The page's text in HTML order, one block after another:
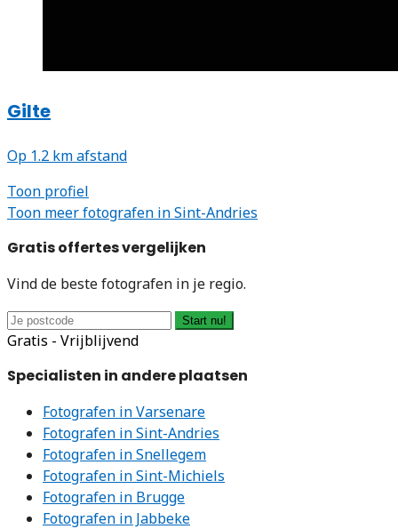
Gilte
Op 1.2 km afstand
Toon profiel
Toon meer fotografen in Sint-Andries
Gratis offertes vergelijken
Vind de beste fotografen in je regio.
Start nu!
Gratis - Vrijblijvend
Specialisten in andere plaatsen
Fotografen in Varsenare
Fotografen in Sint-Andries
Fotografen in Snellegem
Fotografen in Sint-Michiels
Fotografen in Brugge
Fotografen in Jabbeke